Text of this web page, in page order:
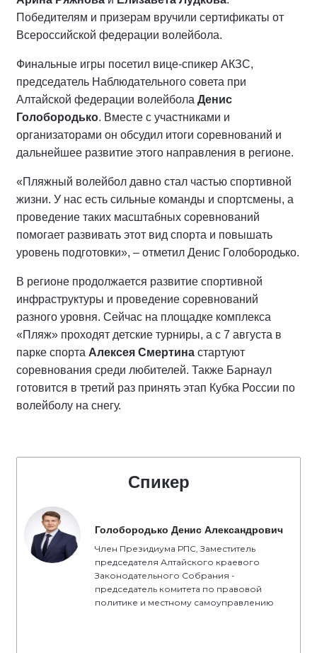
Победителям и призерам вручили сертификаты от
Всероссийской федерации волейбола.
Финальные игры посетил вице-спикер АКЗС,
председатель Наблюдательного совета при
Алтайской федерации волейбола Денис
Голобородько. Вместе с участниками и
организаторами он обсудил итоги соревнований и
дальнейшее развитие этого направления в регионе.
«Пляжный волейбол давно стал частью спортивной
жизни. У нас есть сильные команды и спортсмены, а
проведение таких масштабных соревнований
помогает развивать этот вид спорта и повышать
уровень подготовки», – отметил Денис Голобородько.
В регионе продолжается развитие спортивной
инфраструктуры и проведение соревнований
разного уровня. Сейчас на площадке комплекса
«Пляж» проходят детские турниры, а с 7 августа в
парке спорта Алексея Смертина стартуют
соревнования среди любителей. Также Барнаул
готовится в третий раз принять этап Кубка России по
волейболу на снегу.
Спикер
Голобородько Денис Александрович
Член Президиума РПС, Заместитель
председателя Алтайского краевого
Законодательного Собрания -
председатель комитета по правовой
политике и местному самоуправлению